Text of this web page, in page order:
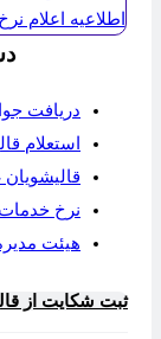
اطلاعیه اعلام
دریافت
استعلام
قالیشویان
نرخ خدمات
هیئت
ثبت شکایت از